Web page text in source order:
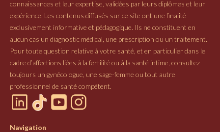
connaissances et leur expertise, validées par leurs diplômes et leur
expérience. Les contenus diffusés sur ce site ont une finalité
exclusivement informative et pédagogique. Ils ne constituent en
aucun cas un diagnostic médical, une prescription ou un traitement.
Pour toute question relative à votre santé, et en particulier dans le
cadre d’affections liées à la fertilité ou à la santé intime, consultez
toujours un gynécologue, une sage-femme ou tout autre
professionnel de santé compétent.
Navigation